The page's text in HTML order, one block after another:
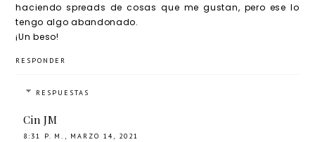
haciendo spreads de cosas que me gustan, pero ese lo
tengo algo abandonado.
¡Un beso!
RESPONDER
RESPUESTAS
Cin JM
8:31 P. M., MARZO 14, 2021